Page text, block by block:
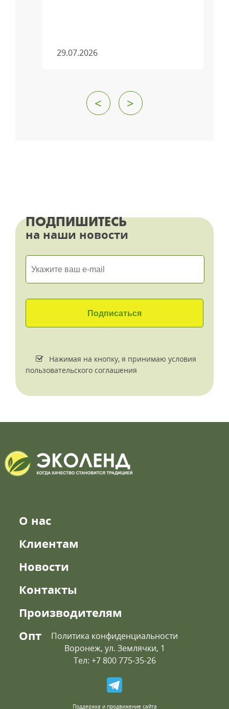
29.07.2026
< >
ПОДПИШИТЕСЬ
на наши новости
Нажимая на кнопку, я принимаю условия
пользовательского соглашения
О нас
Клиентам
Новости
Контакты
Производителям
Опт
Политика конфиденциальности
Воронеж, ул. Землячки, 1
Тел: +7 800 775-35-26
Поддержка и продвижение сайта